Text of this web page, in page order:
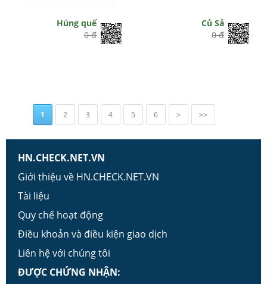
Húng quế
0 đ
Củ Sả
0 đ
1 2 3 4 5 6 > >>
HN.CHECK.NET.VN
Giới thiệu về HN.CHECK.NET.VN
Tài liệu
Quy chế hoạt động
Điều khoản và điều kiện giao dịch
Liên hệ với chúng tôi
ĐƯỢC CHỨNG NHẬN: